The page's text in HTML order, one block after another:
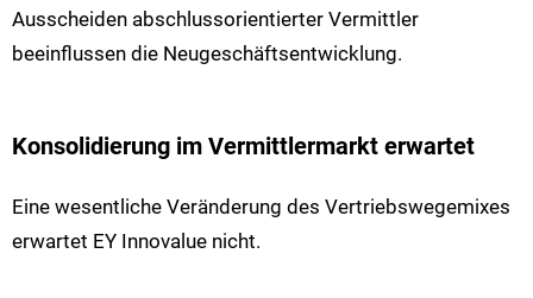
Ausscheiden abschlussorientierter Vermittler
beeinflussen die Neugeschäftsentwicklung.
Konsolidierung im Vermittlermarkt erwartet
Eine wesentliche Veränderung des Vertriebswegemixes
erwartet EY Innovalue nicht.